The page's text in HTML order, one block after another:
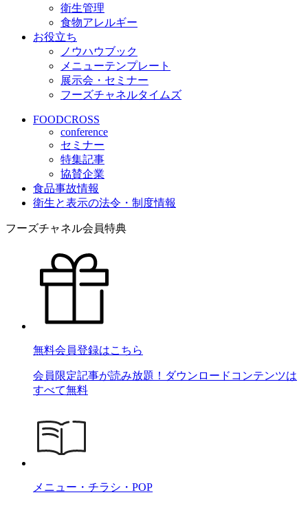
衛生管理
食物アレルギー
お役立ち
ノウハウブック
メニューテンプレート
展示会・セミナー
フーズチャネルタイムズ
FOODCROSS
conference
セミナー
特集記事
協賛企業
食品事故情報
衛生と表示の法令・制度情報
フーズチャネル会員特典
無料会員登録はこちら
会員限定記事が読み放題！ダウンロードコンテンツは
すべて無料
メニュー・チラシ・POP